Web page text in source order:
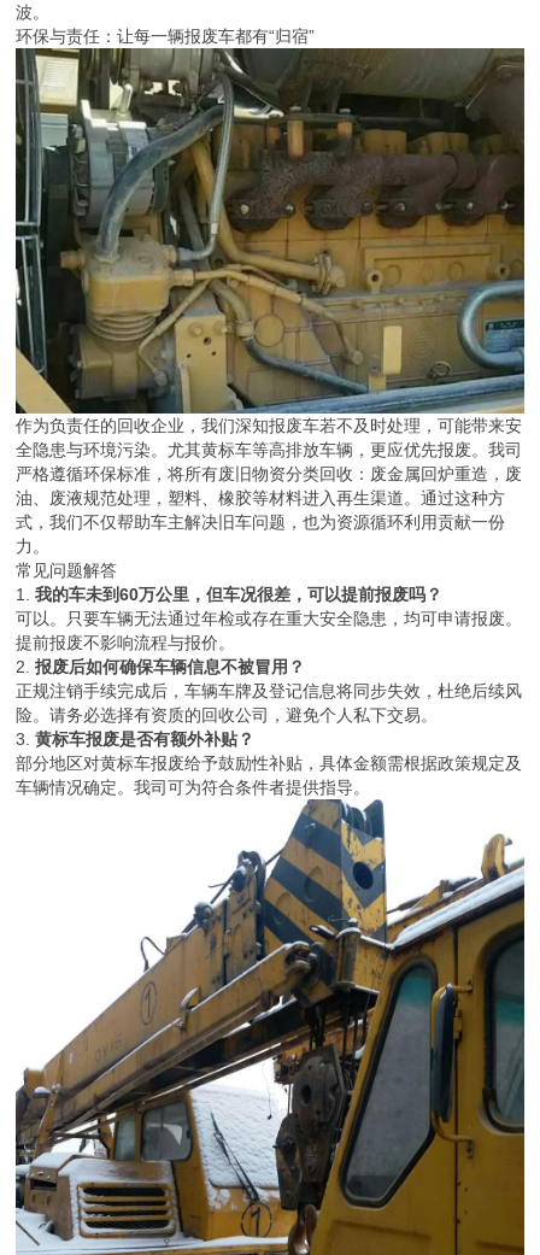
波。
环保与责任：让每一辆报废车都有“归宿”
作为负责任的回收企业，我们深知报废车若不及时处理，可能带来安
全隐患与环境污染。尤其黄标车等高排放车辆，更应优先报废。我司
严格遵循环保标准，将所有废旧物资分类回收：废金属回炉重造，废
油、废液规范处理，塑料、橡胶等材料进入再生渠道。通过这种方
式，我们不仅帮助车主解决旧车问题，也为资源循环利用贡献一份
力。
常见问题解答
1.我的车未到60万公里，但车况很差，可以提前报废吗？
可以。只要车辆无法通过年检或存在重大安全隐患，均可申请报废。
提前报废不影响流程与报价。
2.报废后如何确保车辆信息不被冒用？
正规注销手续完成后，车辆车牌及登记信息将同步失效，杜绝后续风
险。请务必选择有资质的回收公司，避免个人私下交易。
3.黄标车报废是否有额外补贴？
部分地区对黄标车报废给予鼓励性补贴，具体金额需根据政策规定及
车辆情况确定。我司可为符合条件者提供指导。